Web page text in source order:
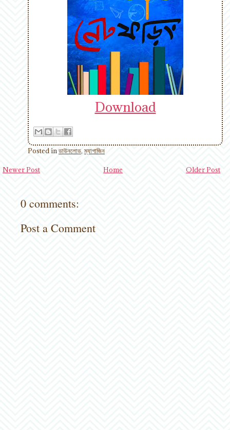
Download
Posted inডাউনলোড,ম্যাগাজিন
Newer Post Older Post
Home
0 comments:
Post a Comment